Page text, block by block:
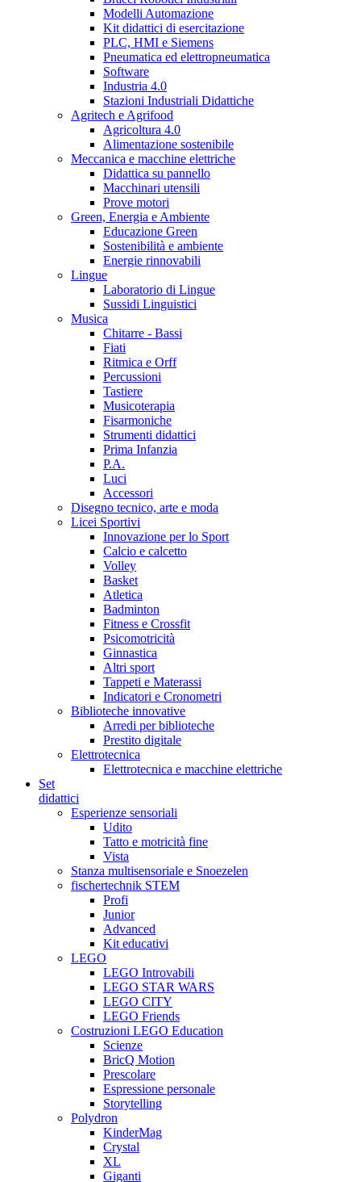
Modelli Automazione
Kit didattici di esercitazione
PLC, HMI e Siemens
Pneumatica ed elettropneumatica
Software
Industria 4.0
Stazioni Industriali Didattiche
Agritech e Agrifood
Agricoltura 4.0
Alimentazione sostenibile
Meccanica e macchine elettriche
Didattica su pannello
Macchinari utensili
Prove motori
Green, Energia e Ambiente
Educazione Green
Sostenibilità e ambiente
Energie rinnovabili
Lingue
Laboratorio di Lingue
Sussidi Linguistici
Musica
Chitarre - Bassi
Fiati
Ritmica e Orff
Percussioni
Tastiere
Musicoterapia
Fisarmoniche
Strumenti didattici
Prima Infanzia
P.A.
Luci
Accessori
Disegno tecnico, arte e moda
Licei Sportivi
Innovazione per lo Sport
Calcio e calcetto
Volley
Basket
Atletica
Badminton
Fitness e Crossfit
Psicomotricità
Ginnastica
Altri sport
Tappeti e Materassi
Indicatori e Cronometri
Biblioteche innovative
Arredi per biblioteche
Prestito digitale
Elettrotecnica
Elettrotecnica e macchine elettriche
Set
didattici
Esperienze sensoriali
Udito
Tatto e motricità fine
Vista
Stanza multisensoriale e Snoezelen
fischertechnik STEM
Profi
Junior
Advanced
Kit educativi
LEGO
LEGO Introvabili
LEGO STAR WARS
LEGO CITY
LEGO Friends
Costruzioni LEGO Education
Scienze
BricQ Motion
Prescolare
Espressione personale
Storytelling
Polydron
KinderMag
Crystal
XL
Giganti